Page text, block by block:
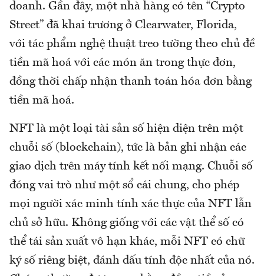
doanh. Gần đây, một nhà hàng có tên “Crypto
Street” đã khai trương ở Clearwater, Florida,
với tác phẩm nghệ thuật treo tường theo chủ đề
tiền mã hoá với các món ăn trong thực đơn,
đồng thời chấp nhận thanh toán hóa đơn bằng
tiền mã hoá.
NFT là một loại tài sản số hiện diện trên một
chuỗi số (blockchain), tức là bản ghi nhận các
giao dịch trên máy tính kết nối mạng. Chuỗi số
đóng vai trò như một sổ cái chung, cho phép
mọi người xác minh tính xác thực của NFT lẫn
chủ sở hữu. Không giống với các vật thể số có
thể tái sản xuất vô hạn khác, mỗi NFT có chữ
ký số riêng biệt, đánh dấu tính độc nhất của nó.